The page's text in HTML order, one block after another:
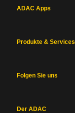
ADAC Apps
Produkte & Services
Folgen Sie uns
Der ADAC